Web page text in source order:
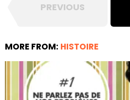
PREVIOUS
MORE FROM: HISTOIRE